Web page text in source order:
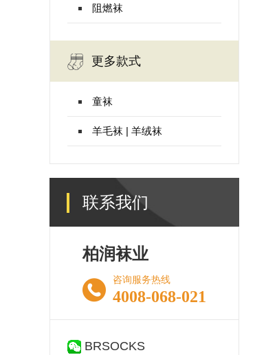
阻燃袜
更多款式
童袜
羊毛袜 | 羊绒袜
联系我们
柏润袜业
咨询服务热线
4008-068-021
BRSOCKS